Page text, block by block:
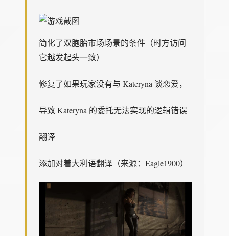
简化了双胞胎市场场景的条件（时方访问
它越发起头一致）
修复了如果玩家没有与 Kateryna 谈恋爱，
导致 Kateryna 的委托无法实现的逻辑错误
翻译
添加对着大利语翻译（来源：Eagle1900）